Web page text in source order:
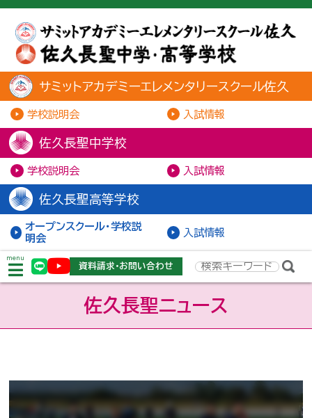
サミットアカデミーエレメンタリースクール佐久
学校説明会 入試情報
佐久長聖中学校
学校説明会 入試情報
佐久長聖高等学校
オープンスクール・学校説
明会
入試情報
menu
資料請求・お問い合わせ
佐久長聖ニュース